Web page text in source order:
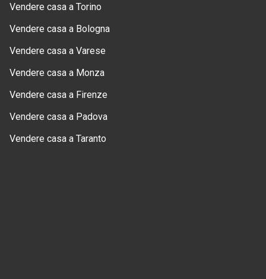
Vendere casa a Torino
Vendere casa a Bologna
Vendere casa a Varese
Vendere casa a Monza
Vendere casa a Firenze
Vendere casa a Padova
Vendere casa a Taranto